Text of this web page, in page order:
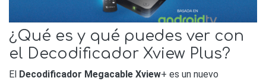
¿Qué es y qué puedes ver con
el Decodificador Xview Plus?
El Decodificador Megacable Xview+ es un nuevo